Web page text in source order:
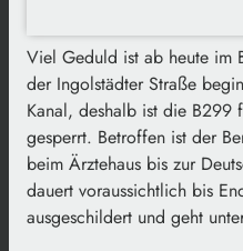
Viel Geduld ist ab heute im
der Ingolstädter Straße
Kanal, deshalb ist die B299
gesperrt. Betroffen ist der
beim Ärztehaus bis zur
dauert voraussichtlich bis
ausgeschildert und geht